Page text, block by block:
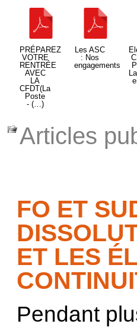
PRÉPAREZ
VOTRE
RENTRÉE
AVEC
LA
CFDT(La
Poste
- (…)
Les ASC
: Nos
engagements
Articles
FO ET
ET LES
Pendant